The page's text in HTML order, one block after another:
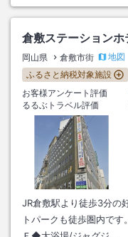
倉敷ステーションホ
岡山県 倉敷市街
地図
ふるさと納税対象施設
お客様アンケート評価
るるぶトラベル評価
JR倉敷駅より徒歩3分の
トパークも徒歩圏内で